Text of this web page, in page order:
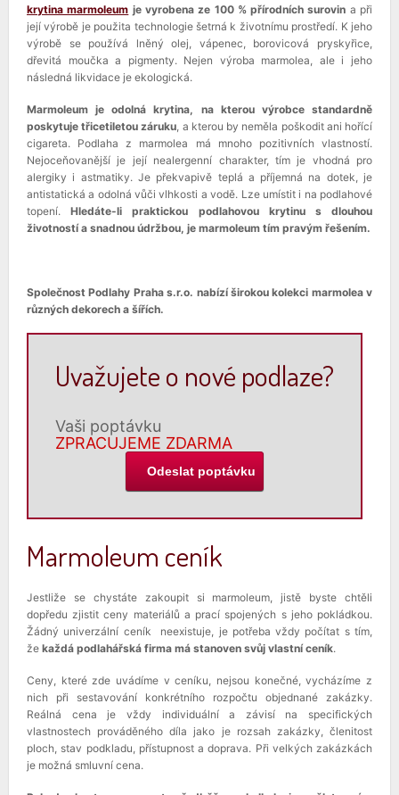
krytina marmoleum je vyrobena ze 100 % přírodních surovin a při
její výrobě je použita technologie šetrná k životnímu prostředí. K jeho
výrobě se používá lněný olej, vápenec, borovicová pryskyřice,
dřevitá moučka a pigmenty. Nejen výroba marmolea, ale i jeho
následná likvidace je ekologická.
Marmoleum je odolná krytina, na kterou výrobce standardně
poskytuje třicetiletou záruku, a kterou by neměla poškodit ani hořící
cigareta. Podlaha z marmolea má mnoho pozitivních vlastností.
Nejoceňovanější je její nealergenní charakter, tím je vhodná pro
alergiky i astmatiky. Je překvapivě teplá a příjemná na dotek, je
antistatická a odolná vůči vlhkosti a vodě. Lze umístit i na podlahové
topení.Hledáte-li praktickou podlahovou krytinu s dlouhou
životností a snadnou údržbou, je marmoleum tím pravým řešením.
Společnost Podlahy Praha s.r.o. nabízí širokou kolekci marmolea v
různých dekorech a šířích.
Uvažujete o nové podlaze?
Vaši poptávku
ZPRACUJEME ZDARMA
Marmoleum ceník
Jestliže se chystáte zakoupit si marmoleum, jistě byste chtěli
dopředu zjistit ceny materiálů a prací spojených s jeho pokládkou.
Žádný univerzální ceník neexistuje, je potřeba vždy počítat s tím,
že každá podlahářská firma má stanoven svůj vlastní ceník.
Ceny, které zde uvádíme v ceníku, nejsou konečné, vycházíme z
nich při sestavování konkrétního rozpočtu objednané zakázky.
Reálná cena je vždy individuální a závisí na specifických
vlastnostech prováděného díla jako je rozsah zakázky, členitost
ploch, stav podkladu, přístupnost a doprava. Při velkých zakázkách
je možná smluvní cena.